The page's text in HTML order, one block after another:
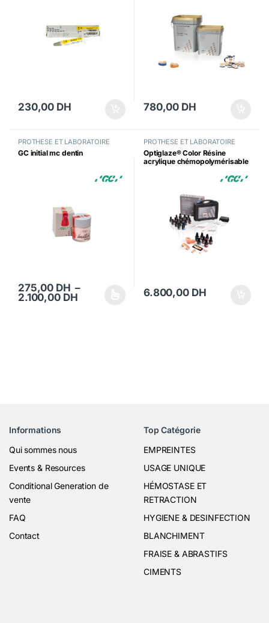
230,00 DH 780,00 DH
PROTHESE ET LABORATOIRE
GC initial mc dentin
275,00 DH –
2.100,00 DHPlage de prix : 275,00 DH à 2.100,00
Ce produit a plusieurs variations. Les options peuvent être
PROTHESE ET LABORATOIRE
Optiglaze® Color Résine
acrylique chémopolymérisable
6.800,00 DH
Informations
Qui sommes nous
Events & Resources
Conditional Generation de
vente
FAQ
Contact
Top Catégorie
EMPREINTES
USAGE UNIQUE
HÉMOSTASE ET
RETRACTION
HYGIENE & DESINFECTION
BLANCHIMENT
FRAISE & ABRASTIFS
CIMENTS